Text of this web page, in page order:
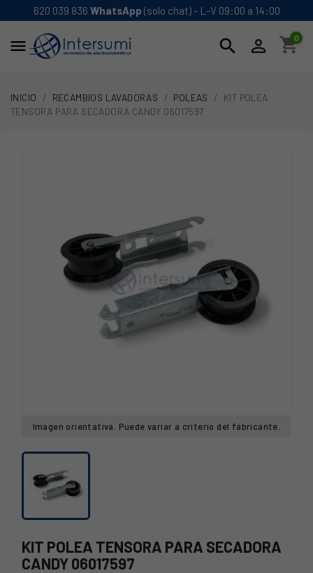
620 039 836 WhatsApp (solo chat) - L-V 09:00 a 14:00
 search  shopping_cart
0
INICIO RECAMBIOS LAVADORAS POLEAS
KIT POLEA
TENSORA PARA SECADORA CANDY 06017597
Imagen orientativa. Puede variar a criterio del fabricante.
KIT POLEA TENSORA PARA SECADORA
CANDY 06017597